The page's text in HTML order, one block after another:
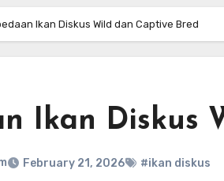
Ikan Diskus Wild dan Captive Bred
Ikan Diskus
February 21, 2026 #ikan diskus